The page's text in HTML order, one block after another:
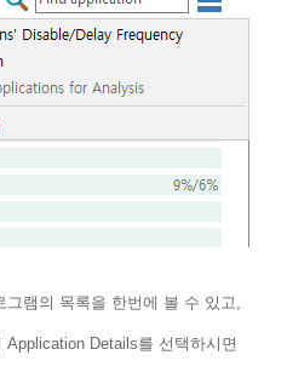
램의 목록을 한번에 볼 수 있고,
Details를 선택하시면